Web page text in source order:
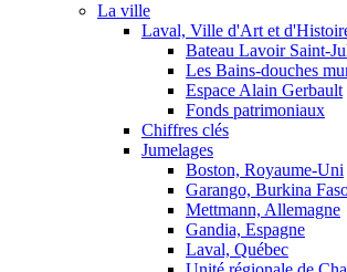
La ville
Laval, Ville d'Art et
Bateau Lavoir Saint-
Les Bains-douches
Espace Alain Gerbault
Fonds patrimoniaux
Chiffres clés
Jumelages
Boston, Royaume-Uni
Garango, Burkina
Mettmann, Allemagne
Gandia, Espagne
Laval, Québec